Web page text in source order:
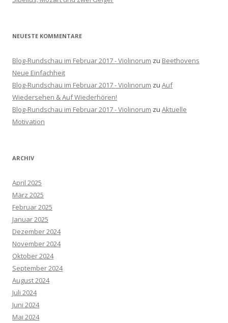
NEUESTE KOMMENTARE
Blog-Rundschau im Februar 2017 - Violinorum zu Beethovens
Neue Einfachheit
Blog-Rundschau im Februar 2017 - Violinorum zu Auf
Wiedersehen & Auf Wiederhören!
Blog-Rundschau im Februar 2017 - Violinorum zu Aktuelle
Motivation
ARCHIV
April 2025
März 2025
Februar 2025
Januar 2025
Dezember 2024
November 2024
Oktober 2024
September 2024
August 2024
Juli 2024
Juni 2024
Mai 2024